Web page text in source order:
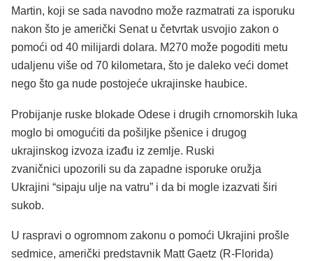
Martin, koji se sada navodno može razmatrati za isporuku
nakon što je američki Senat u četvrtak usvojio zakon o
pomoći od 40 milijardi dolara. M270 može pogoditi metu
udaljenu više od 70 kilometara, što je daleko veći domet
nego što ga nude postojeće ukrajinske haubice.
Probijanje ruske blokade Odese i drugih crnomorskih luka
moglo bi omogućiti da pošiljke pšenice i drugog
ukrajinskog izvoza izađu iz zemlje. Ruski
zvaničnici upozorili su da zapadne isporuke oružja
Ukrajini “sipaju ulje na vatru” i da bi mogle izazvati širi
sukob.
U raspravi o ogromnom zakonu o pomoći Ukrajini prošle
sedmice, američki predstavnik Matt Gaetz (R-Florida)